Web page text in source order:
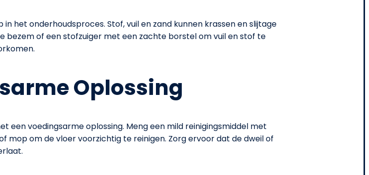
het onderhoudsproces. Stof, vuil en zand kunnen krassen en slijtage
bezem of een stofzuiger met een zachte borstel om vuil en stof te
Oplossing
een voedingsarme oplossing. Meng een mild reinigingsmiddel met
om de vloer voorzichtig te reinigen. Zorg ervoor dat de dweil of